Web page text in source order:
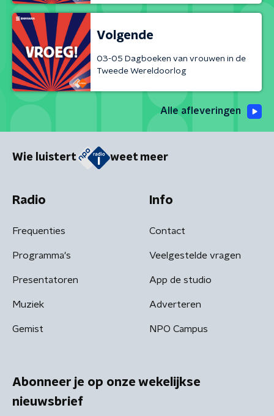
Volgende
03-05 Dagboeken van vrouwen in de
Tweede Wereldoorlog
Alle afleveringen
Wie luistert weet meer
Radio
Frequenties
Programma's
Presentatoren
Muziek
Gemist
Info
Contact
Veelgestelde vragen
App de studio
Adverteren
NPO Campus
Abonneer je op onze wekelijkse
nieuwsbrief